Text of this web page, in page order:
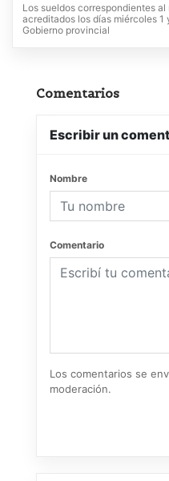
Los sueldos correspondientes
acreditados los días miércoles 1
Gobierno provincial
Comentarios
Escribir un
Nombre
Comentario
Los comentarios se
moderación.